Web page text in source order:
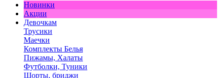
Новинки
Акции
Девочкам
Трусики
Маечки
Комплекты Белья
Пижамы, Халаты
Футболки, Туники
Шорты, бриджи